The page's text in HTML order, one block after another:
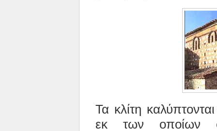
Τα κλίτη
εκ των οποίων ο